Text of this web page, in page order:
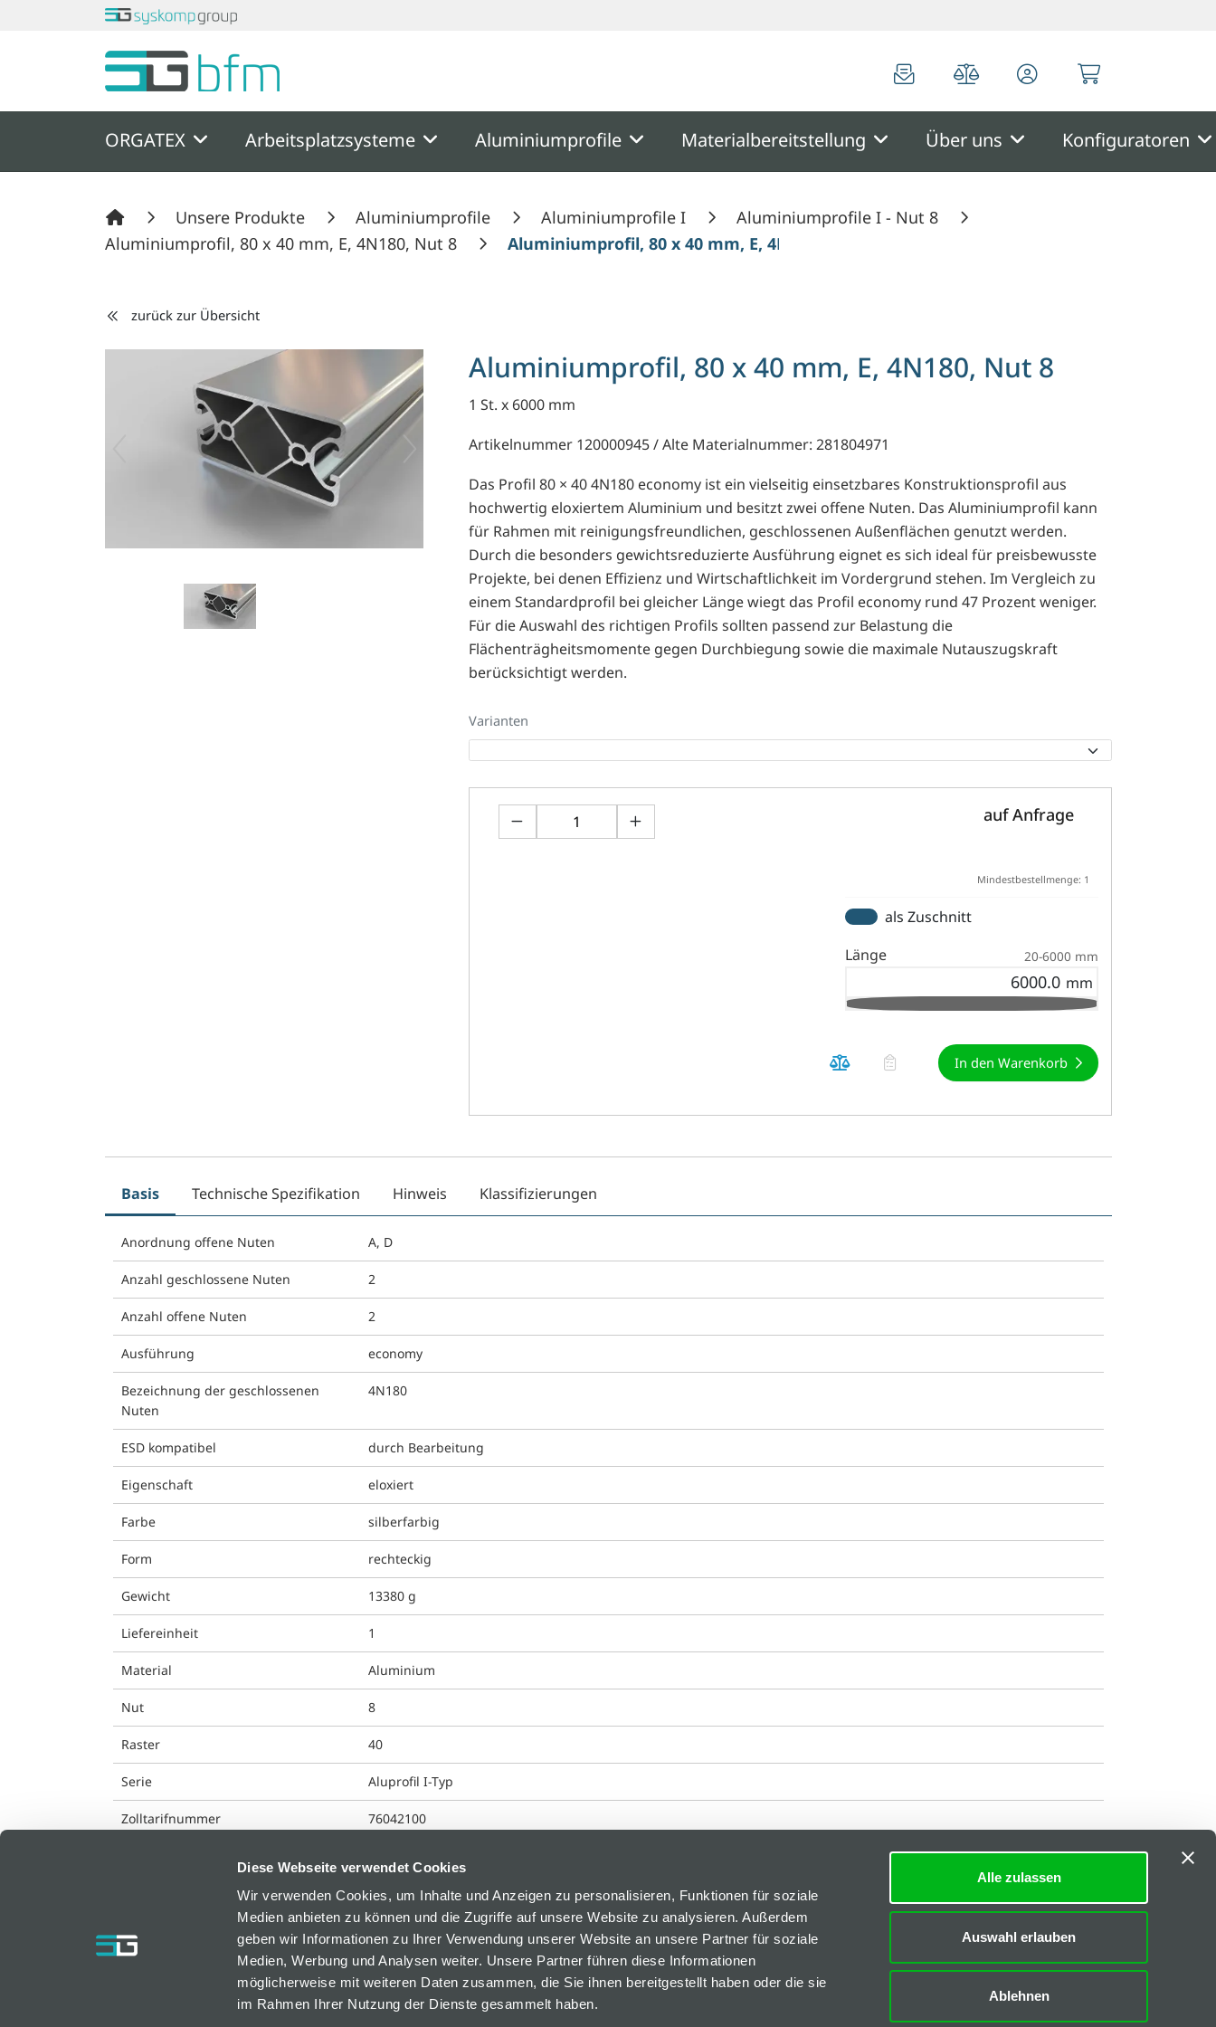
Diese Webseite verwendet Cookies
Wir verwenden Cookies, um Inhalte und Anzeigen zu personalisieren, Funktionen für soziale
Medien anbieten zu können und die Zugriffe auf unsere Website zu analysieren. Außerdem
geben wir Informationen zu Ihrer Verwendung unserer Website an unsere Partner für soziale
Medien, Werbung und Analysen weiter. Unsere Partner führen diese Informationen
möglicherweise mit weiteren Daten zusammen, die Sie ihnen bereitgestellt haben oder die sie
im Rahmen Ihrer Nutzung der Dienste gesammelt haben.
Alle zulassen
Auswahl erlauben
Ablehnen
Springe zu Hauptinhalt Springe zum Header
ORGATEX Arbeitsplatzsysteme Aluminiumprofile Materialbereitstellung Über uns Konfiguratoren
Unsere Produkte Aluminiumprofile Aluminiumprofile I
Aluminiumprofile I - Nut 8
Aluminiumprofil, 80 x 40 mm, E, 4N180, Nut 8
Aluminiumprofil, 80 x 40 mm, E, 4N180, Nut 8
zurück zur Übersicht
Aluminiumprofil, 80 x 40 mm, E, 4N180, Nut 8
1 St. x 6000 mm
Artikelnummer 120000945 / Alte Materialnummer: 281804971
Das Profil 80 × 40 4N180 economy ist ein vielseitig einsetzbares Konstruktionsprofil aus
hochwertig eloxiertem Aluminium und besitzt zwei offene Nuten. Das Aluminiumprofil kann
für Rahmen mit reinigungsfreundlichen, geschlossenen Außenflächen genutzt werden.
Durch die besonders gewichtsreduzierte Ausführung eignet es sich ideal für preisbewusste
Projekte, bei denen Effizienz und Wirtschaftlichkeit im Vordergrund stehen. Im Vergleich zu
einem Standardprofil bei gleicher Länge wiegt das Profil economy rund 47 Prozent weniger.
Für die Auswahl des richtigen Profils sollten passend zur Belastung die
Flächenträgheitsmomente gegen Durchbiegung sowie die maximale Nutauszugskraft
berücksichtigt werden.
Varianten
auf Anfrage
Mindestbestellmenge: 1
als Zuschnitt
Länge
20-6000 mm
In den Warenkorb
Basis Technische Spezifikation Hinweis Klassifizierungen
Anordnung offene Nuten A, D
Anzahl geschlossene Nuten 2
Anzahl offene Nuten 2
Ausführung economy
Bezeichnung der geschlossenen
Nuten
4N180
ESD kompatibel durch Bearbeitung
Eigenschaft eloxiert
Farbe silberfarbig
Form rechteckig
Gewicht 13380 g
Liefereinheit 1
Material Aluminium
Nut 8
Raster 40
Serie Aluprofil I-Typ
Zolltarifnummer 76042100
bfm GmbH
AT-2752 Wöllersdorf, Österreich
Downloads
FAQs
CAD-Daten